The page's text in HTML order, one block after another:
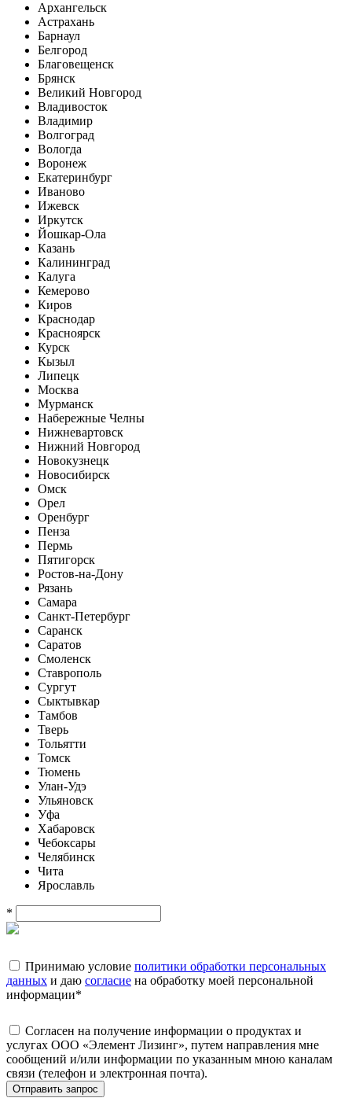
Архангельск
Астрахань
Барнаул
Белгород
Благовещенск
Брянск
Великий Новгород
Владивосток
Владимир
Волгоград
Вологда
Воронеж
Екатеринбург
Иваново
Ижевск
Иркутск
Йошкар-Ола
Казань
Калининград
Калуга
Кемерово
Киров
Краснодар
Красноярск
Курск
Кызыл
Липецк
Москва
Мурманск
Набережные Челны
Нижневартовск
Нижний Новгород
Новокузнецк
Новосибирск
Омск
Орел
Оренбург
Пенза
Пермь
Пятигорск
Ростов-на-Дону
Рязань
Самара
Санкт-Петербург
Саранск
Саратов
Смоленск
Ставрополь
Сургут
Сыктывкар
Тамбов
Тверь
Тольятти
Томск
Тюмень
Улан-Удэ
Ульяновск
Уфа
Хабаровск
Чебоксары
Челябинск
Чита
Ярославль
*
Принимаю условие политики обработки персональных
данных и даю согласие на обработку моей персональной
информации*
Согласен на получение информации о продуктах и
услугах ООО «Элемент Лизинг», путем направления мне
сообщений и/или информации по указанным мною каналам
связи (телефон и электронная почта).
Отправить запрос